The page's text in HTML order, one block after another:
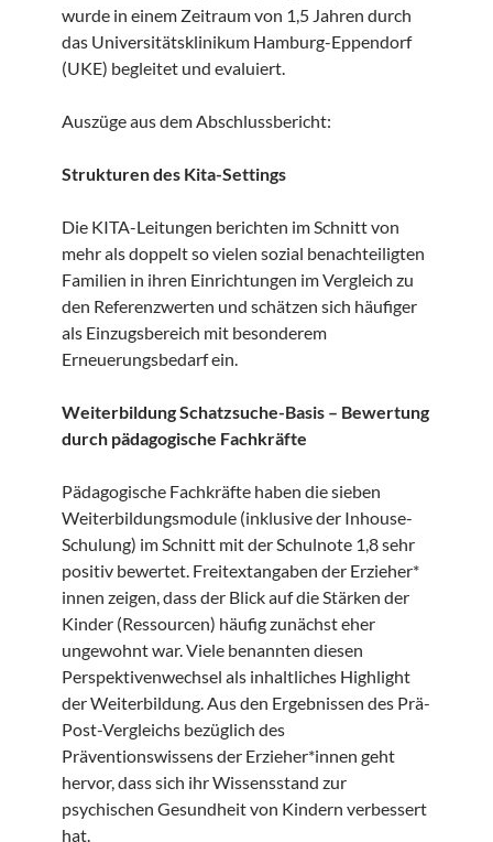
wurde in einem Zeitraum von 1,5 Jahren durch
das Universitätsklinikum Hamburg-Eppendorf
(UKE) begleitet und evaluiert.
Auszüge aus dem Abschlussbericht:
Strukturen des Kita-Settings
Die KITA-Leitungen berichten im Schnitt von
mehr als doppelt so vielen sozial benachteiligten
Familien in ihren Einrichtungen im Vergleich zu
den Referenzwerten und schätzen sich häufiger
als Einzugsbereich mit besonderem
Erneuerungsbedarf ein.
Weiterbildung Schatzsuche-Basis – Bewertung
durch pädagogische Fachkräfte
Pädagogische Fachkräfte haben die sieben
Weiterbildungsmodule (inklusive der Inhouse-
Schulung) im Schnitt mit der Schulnote 1,8 sehr
positiv bewertet. Freitextangaben der Erzieher*
innen zeigen, dass der Blick auf die Stärken der
Kinder (Ressourcen) häufig zunächst eher
ungewohnt war. Viele benannten diesen
Perspektivenwechsel als inhaltliches Highlight
der Weiterbildung. Aus den Ergebnissen des Prä-
Post-Vergleichs bezüglich des
Präventionswissens der Erzieher*innen geht
hervor, dass sich ihr Wissensstand zur
psychischen Gesundheit von Kindern verbessert
hat.